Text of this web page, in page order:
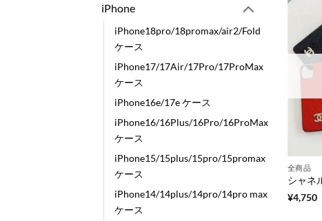
iPhone
iPhone18pro/18promax/air2/Fold
ケース
iPhone17/17Air/17Pro/17ProMax
ケース
iPhone16e/17e ケース
iPhone16/16Plus/16Pro/16ProMax
ケース
iPhone15/15plus/15pro/15promax
ケース
iPhone14/14plus/14pro/14pro max
ケース
全商品
¥4,750